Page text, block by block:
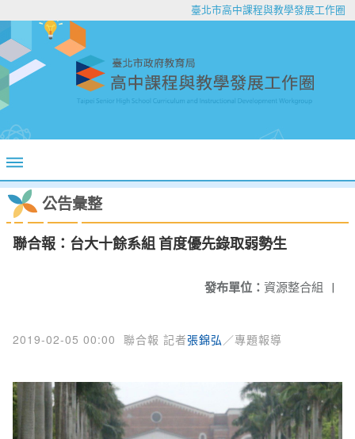
臺北市高中課程與教學發展工作圈
公告彙整
聯合報：台大十餘系組 首度優先錄取弱勢生
發布單位： 資源整合組 |
2019-02-05 00:00 聯合報 記者張錦弘 ／專題報導